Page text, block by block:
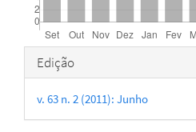
Detalhes
do
artigo
Edição
v. 63 n. 2 (2011): Junho